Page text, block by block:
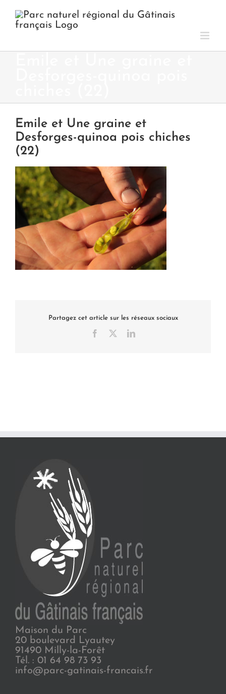
contenu
Emile et Une graine et
Desforges-quinoa pois chiches
(22)
Partagez cet article sur les réseaux sociaux
Facebook LinkedIn
Maison du Parc
20 boulevard Lyautey
91490 Milly-la-Forêt
Tél. : 01 64 98 73 93
info@parc-gatinais-francais.fr